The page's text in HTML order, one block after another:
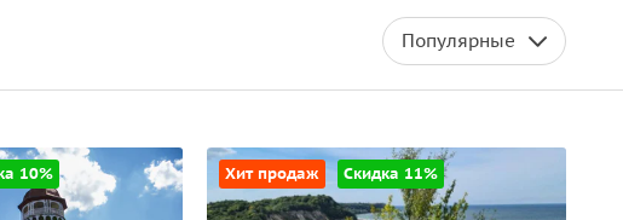
Популярные
10% Хит продаж Скидка 11%